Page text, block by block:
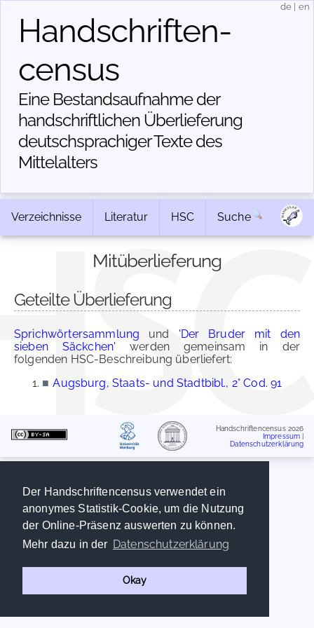
Der Handschriftencensus verwendet ein
anonymes Statistik-Cookie, um die Nutzung
der Online-Präsenz auswerten zu können.
Mehr dazu in der Datenschutzerklärung
Okay
Handschriften­
census
Eine Bestandsaufnahme der
handschriftlichen Über­lieferung
deutschsprachiger Texte des
Mittelalters
de en
Verzeichnisse Literatur HSC Suche
Mitüberlieferung
Geteilte Überlieferung
Sprichwörtersammlung und 'Der Bruder mit den
sieben Säckchen' werden gemeinsam in der
folgenden HSC-Beschreibung überliefert:
■ Augsburg, Staats- und Stadtbibl., 2° Cod. 91
Handschriftencensus 2026
Impressum
Datenschutzerklärung